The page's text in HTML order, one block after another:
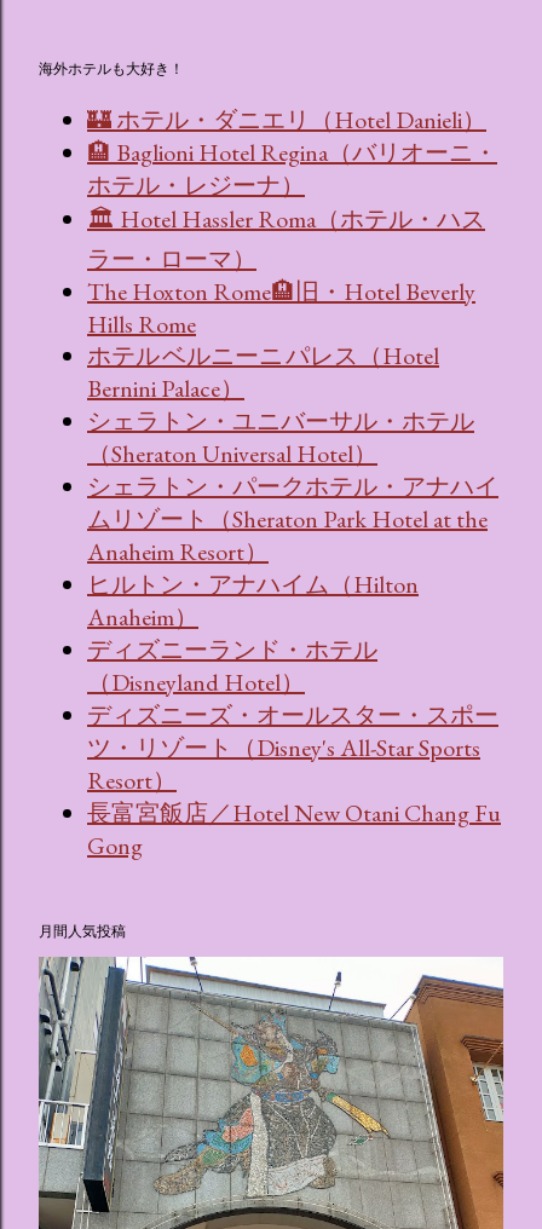
海外ホテルも大好き！
🏰 ホテル・ダニエリ（Hotel Danieli）
🏨 Baglioni Hotel Regina（バリオーニ・
ホテル・レジーナ）
🏛 Hotel Hassler Roma（ホテル・ハス
ラー・ローマ）
The Hoxton Rome🏨旧・Hotel Beverly
Hills Rome
ホテル ベルニーニ パレス（Hotel
Bernini Palace）
シェラトン・ユニバーサル・ホテル
（Sheraton Universal Hotel）
シェラトン・パークホテル・アナハイ
ムリゾート（Sheraton Park Hotel at the
Anaheim Resort）
ヒルトン・アナハイム（Hilton
Anaheim）
ディズニーランド・ホテル
（Disneyland Hotel）
ディズニーズ・オールスター・スポー
ツ・リゾート（Disney's All-Star Sports
Resort）
長富宮飯店／Hotel New Otani Chang Fu
Gong
月間人気投稿